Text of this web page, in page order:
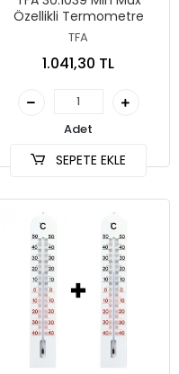
Özellikli Termometre
TFA
1.041,30 TL
Adet
SEPETE EKLE